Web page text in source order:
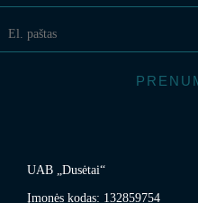
UAB „Dusėtai“
Įmonės kodas: 132859754